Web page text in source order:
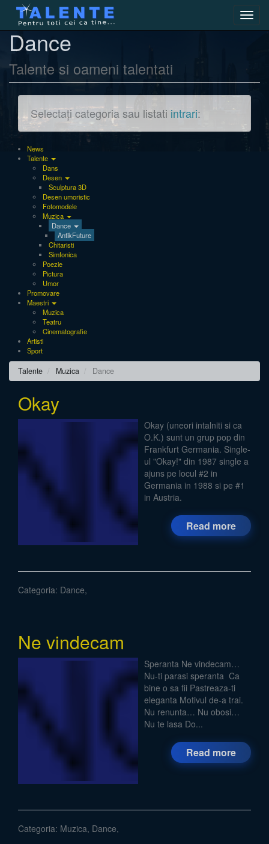
Dance
Talente si oameni talentati
Selectați categoria sau listati intrari:
News
Talente
Dans
Desen
Sculptura 3D
Desen umoristic
Fotomodele
Muzica
Dance
AntikFuture
Chitaristi
Simfonica
Poezie
Pictura
Umor
Promovare
Maestri
Muzica
Teatru
Cinematografie
Artisti
Sport
Talente Muzica Dance
Okay
Okay (uneori intalniti si ca
O.K.) sunt un grup pop din
Frankfurt Germania. Single-
ul "Okay!" din 1987 single a
ajuns pe locul #2 in
Germania in 1988 si pe #1
in Austria.
Read more
Categoria: Dance,
Ne vindecam
Speranta Ne vindecam…
Nu-ti parasi speranta Ca
bine o sa fii Pastreaza-ti
eleganta Motivul de-a trai.
Nu renunta… Nu obosi…
Nu te lasa Do...
Read more
Categoria: Muzica, Dance,